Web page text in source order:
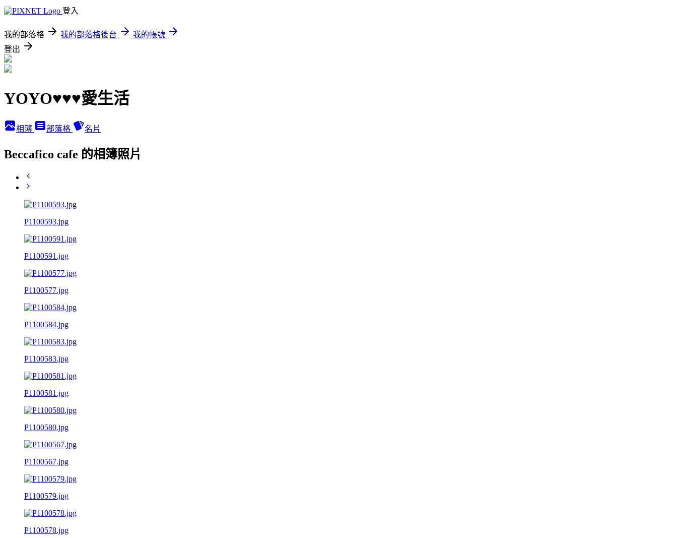
登入
我的部落格 我的部落格後台
我的帳號
登出
YOYO♥♥♥愛生活
相簿 部落格 名片
Beccafico cafe 的相簿照片
P1100593.jpg
P1100591.jpg
P1100577.jpg
P1100584.jpg
P1100583.jpg
P1100581.jpg
P1100580.jpg
P1100567.jpg
P1100579.jpg
P1100578.jpg